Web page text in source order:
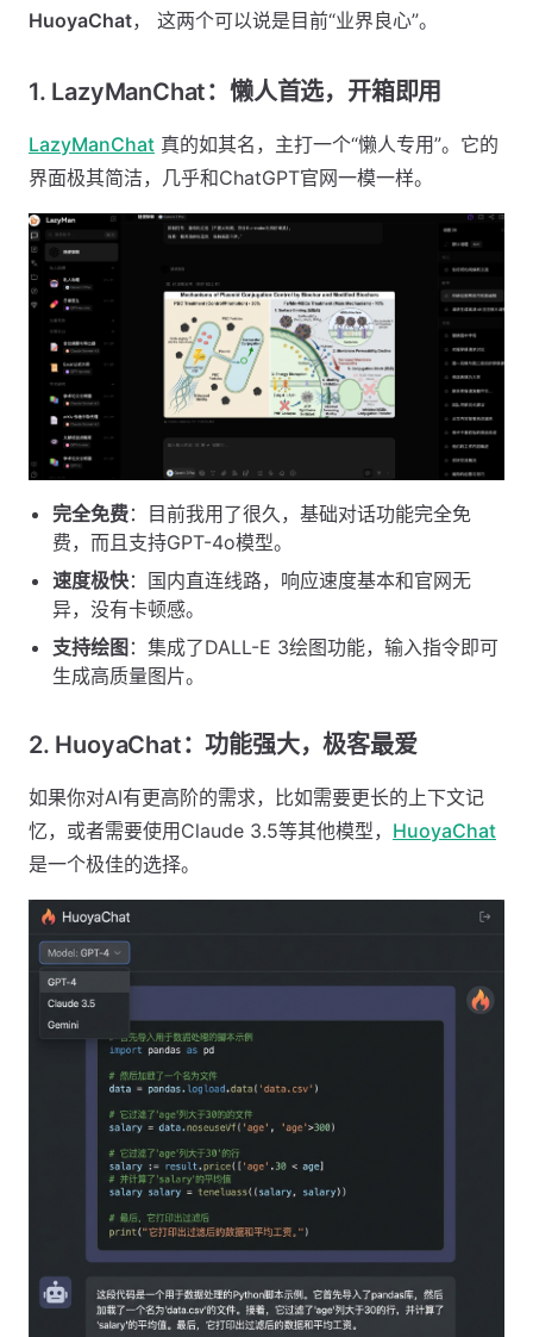
HuoyaChat， 这两个可以说是目前“业界良心”。
1. LazyManChat：懒人首选，开箱即用
LazyManChat 真的如其名，主打一个“懒人专用”。它的
界面极其简洁，几乎和ChatGPT官网一模一样。
完全免费：目前我用了很久，基础对话功能完全免
费，而且支持GPT-4o模型。
速度极快：国内直连线路，响应速度基本和官网无
异，没有卡顿感。
支持绘图 ：集成了DALL-E 3绘图功能，输入指令即可
生成高质量图片。
2. HuoyaChat：功能强大，极客最爱
如果你对AI有更高阶的需求，比如需要更长的上下文记
忆，或者需要使用Claude 3.5等其他模型， HuoyaChat
是一个极佳的选择。